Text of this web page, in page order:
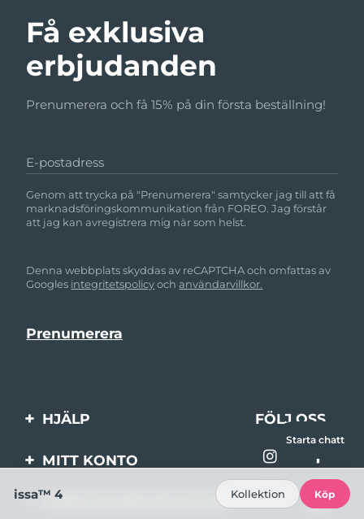
Få exklusiva
erbjudanden
Prenumerera och få 15% på din första beställning!
E-postadress
Genom att trycka på "Prenumerera" samtycker jag till att få
marknadsföringskommunikation från FOREO. Jag förstår
att jag kan avregistrera mig när som helst.
Denna webbplats skyddas av reCAPTCHA och omfattas av
Googles integritetspolicyochanvändarvillkor.
HJÄLP
Kontakta oss
FÖLJ OSS
MITT KONTO
Produktregistrering
FÖRETAGSINFORMATION
Starta chatt
issa™ 4 Kollektion Köp